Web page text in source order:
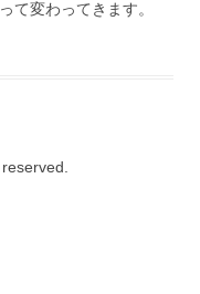
て変わってきます。